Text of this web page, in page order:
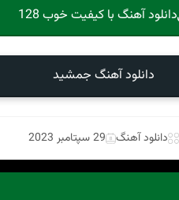
دانلود آهنگ با کیفیت خوب 128
دانلود آهنگ جمشید
دانلود آهنگ 29 سپتامبر 2023